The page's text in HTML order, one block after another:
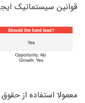
قوانین سیستماتیک
معمولا استفاده از